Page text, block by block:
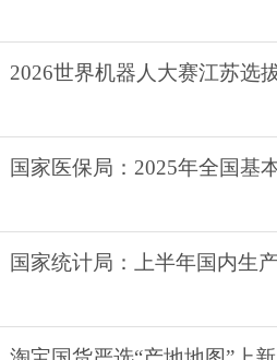
2026世界机器人大赛江苏选